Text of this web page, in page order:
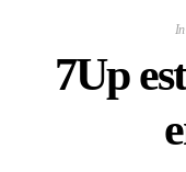
In
7Up